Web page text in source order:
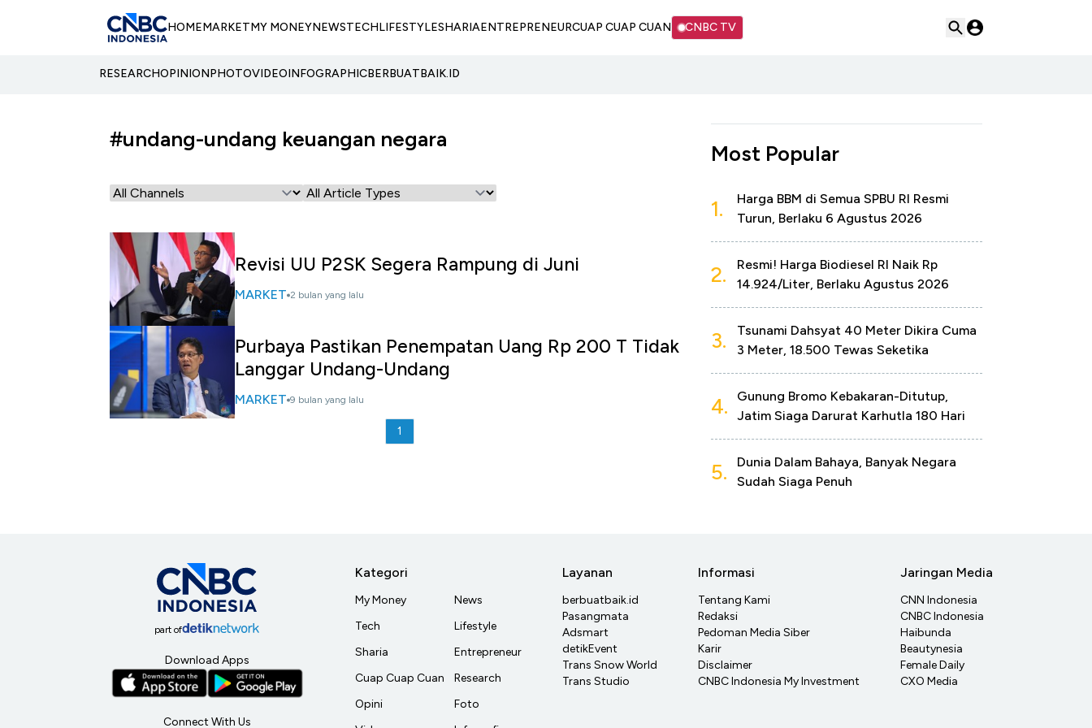
HOMEMARKETMY MONEYNEWSTECHLIFESTYLESHARIAENTREPRENEURCUAP CUAP CUAN CNBC TV
RESEARCHOPINIONPHOTOVIDEOINFOGRAPHICBERBUATBAIK.ID
#undang-undang keuangan negara
Revisi UU P2SK Segera Rampung di Juni
MARKET 2 bulan yang lalu
Purbaya Pastikan Penempatan Uang Rp 200 T Tidak
Langgar Undang-Undang
MARKET 9 bulan yang lalu
1
Most Popular
1.
Harga BBM di Semua SPBU RI Resmi
Turun, Berlaku 6 Agustus 2026
2.
Resmi! Harga Biodiesel RI Naik Rp
14.924/Liter, Berlaku Agustus 2026
3.
Tsunami Dahsyat 40 Meter Dikira Cuma
3 Meter, 18.500 Tewas Seketika
4.
Gunung Bromo Kebakaran-Ditutup,
Jatim Siaga Darurat Karhutla 180 Hari
5.
Dunia Dalam Bahaya, Banyak Negara
Sudah Siaga Penuh
part of
Download Apps
Connect With Us
Kategori
My Money
Tech
Sharia
Cuap Cuap Cuan
Opini
News
Lifestyle
Entrepreneur
Research
Foto
Layanan
berbuatbaik.id
Pasangmata
Adsmart
detikEvent
Trans Snow World
Trans Studio
Informasi
Tentang Kami
Redaksi
Pedoman Media Siber
Karir
Disclaimer
CNBC Indonesia My Investment
Jaringan Media
CNN Indonesia
CNBC Indonesia
Haibunda
Beautynesia
Female Daily
CXO Media